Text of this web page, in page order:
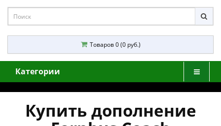
Товаров 0 (0 руб.)
Категории
Купить дополнение